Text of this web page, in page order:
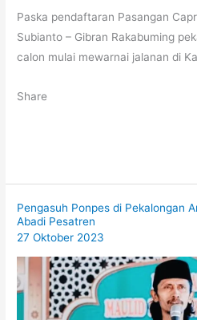
Paska pendaftaran Pasangan
Subianto – Gibran Rakabuming
calon mulai mewarnai jalanan di
Share
Pengasuh Ponpes di Pekalongan
Abadi Pesatren
27 Oktober 2023